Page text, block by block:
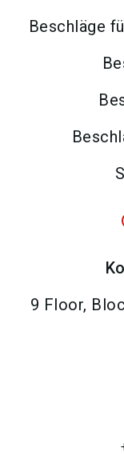
Beschläge
9 Floor,